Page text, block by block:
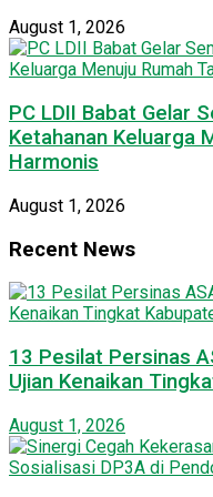
August 1, 2026
PC LDII Babat Gelar
Ketahanan Keluarga
Harmonis
August 1, 2026
Recent News
13 Pesilat Persinas
Ujian Kenaikan
August 1, 2026